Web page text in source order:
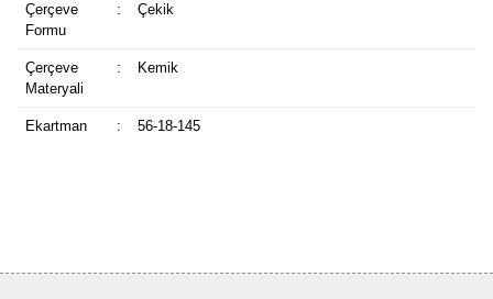
Çerçeve
Formu
: Çekik
Çerçeve
Materyali
: Kemik
Ekartman : 56-18-145